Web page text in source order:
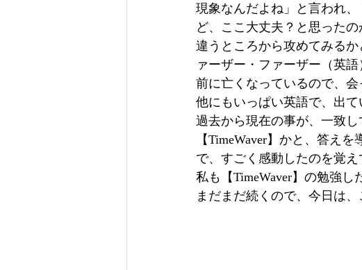
現象なんだよね」と言われ
ど、ここ大丈夫？と思った
違うところから攻めてみる
ァーザー・ファーザー（英
前に亡くなっているので、
他にもいっぱい英語で、出
過去から現在の事が、一致
【TimeWaver】かと、答え
で、すごく感動したのを覚え
私も【TimeWaver】の勉強し
まだまだ続くので、今日は